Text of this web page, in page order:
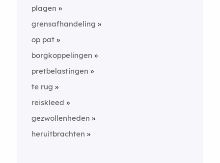
plagen
grensafhandeling
op pat
borgkoppelingen
pretbelastingen
te rug
reiskleed
gezwollenheden
heruitbrachten